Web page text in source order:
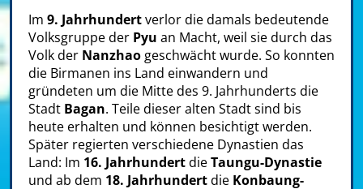
Im 9. Jahrhundertverlor die damals bedeutende
Volksgruppe der Pyu an Macht, weil sie durch das
Volk der Nanzhao geschwächt wurde. So konnten
die Birmanen ins Land einwandern und
gründeten um die Mitte des 9. Jahrhunderts die
Stadt Bagan. Teile dieser alten Stadt sind bis
heute erhalten und können besichtigt werden.
Später regierten verschiedene Dynastien das
Land: Im 16. JahrhundertdieTaungu-Dynastie
und ab dem 18. Jahrhundertdie Konbaung-